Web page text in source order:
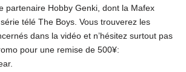
partenaire Hobby Genki, dont la Mafex
télé The Boys. Vous trouverez les
dans la vidéo et n’hésitez surtout pas
pour une remise de 500¥: